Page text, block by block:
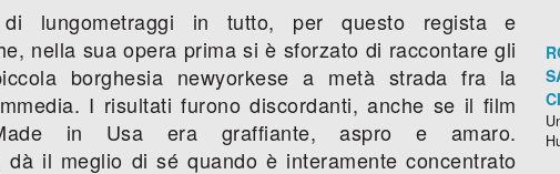
di lungometraggi in tutto, per questo regista e
nella sua opera prima si è sforzato di raccontare gli
borghesia newyorkese a metà strada fra la
I risultati furono discordanti, anche se il film
in Usa era graffiante, aspro e amaro.
dà il meglio di sé quando è interamente concentrato